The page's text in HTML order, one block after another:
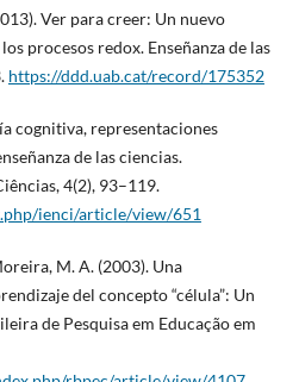
Ver para creer: Un nuevo
procesos redox. Enseñanza de las
https://ddd.uab.cat/record/175352
cognitiva, representaciones
de las ciencias.
4(2), 93–119.
ienci/article/view/651
M. A. (2003). Una
del concepto “célula”: Un
de Pesquisa em Educação em